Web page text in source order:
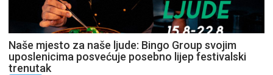
Naše mjesto za naše ljude: Bingo Group svojim
uposlenicima posvećuje posebno lijep festivalski
trenutak